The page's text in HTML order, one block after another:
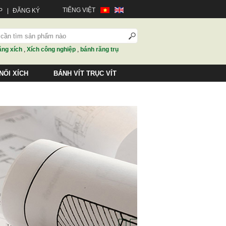
ĐĂNG KÝ TIẾNG VIỆT
xích , Xích công nghiệp , bánh răng trụ
XÍCH BÁNH VÍT TRỤC VÍT